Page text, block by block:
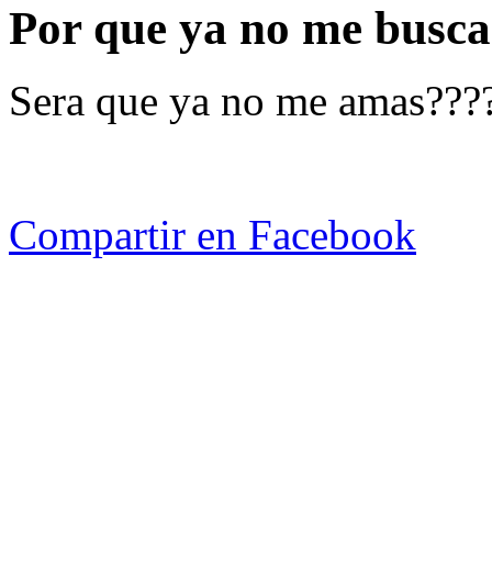
Por que ya no me
Sera que ya no me
Compartir en Facebook